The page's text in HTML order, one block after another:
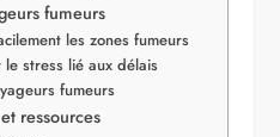
fumeurs
les zones fumeurs
stress lié aux délais
fumeurs
ressources